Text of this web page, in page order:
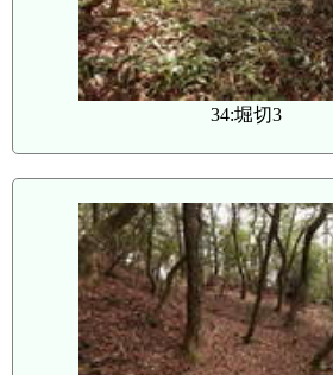
34:堀切3